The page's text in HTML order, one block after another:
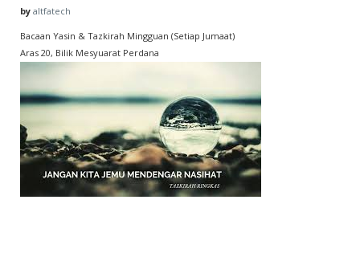
by altfatech
Bacaan Yasin & Tazkirah Mingguan (Setiap Jumaat)
Aras 20, Bilik Mesyuarat Perdana